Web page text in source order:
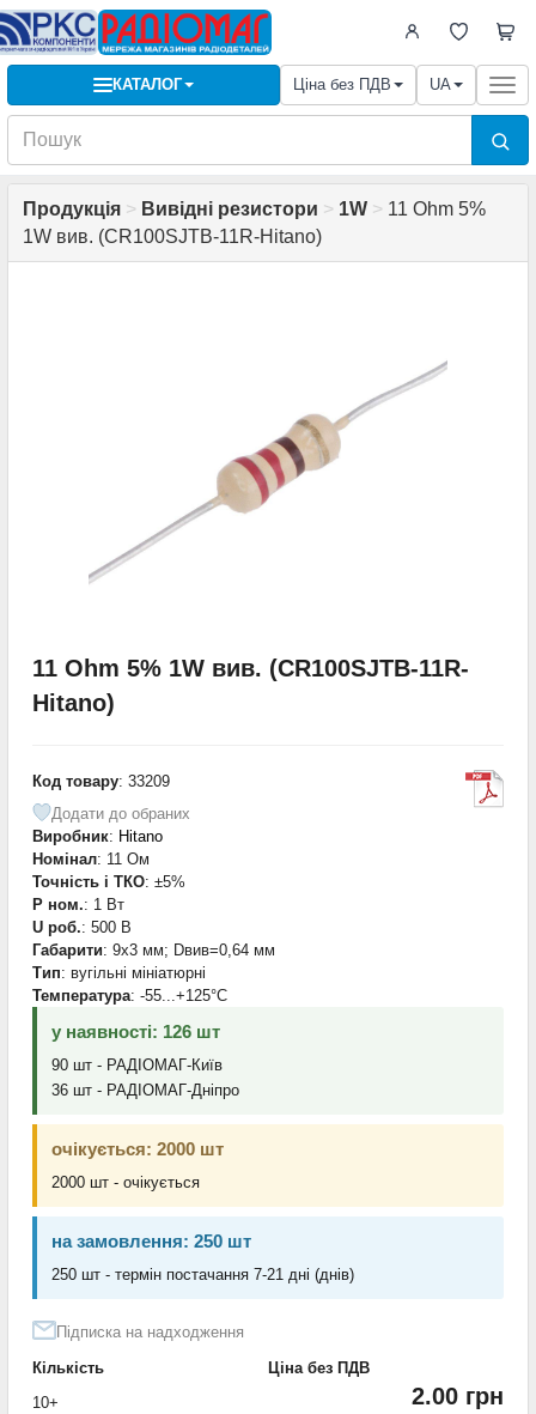
КАТАЛОГ Ціна без ПДВ UA
Продукція > Вивідні резистори > 1W > 11 Ohm 5%
1W вив. (CR100SJTB-11R-Hitano)
11 Ohm 5% 1W вив. (CR100SJTB-11R-
Hitano)
Код товару: 33209
Додати до обраних
Виробник: Hitano
Номінал: 11 Ом
Точність і ТКО: ±5%
P ном.: 1 Вт
U роб.: 500 В
Габарити: 9х3 мм; Dвив=0,64 мм
Тип: вугільні мініатюрні
Температура: -55...+125°С
у наявності: 126 шт
90 шт - РАДІОМАГ-Київ
36 шт - РАДІОМАГ-Дніпро
очікується: 2000 шт
2000 шт - очікується
на замовлення: 250 шт
250 шт - термін постачання 7-21 дні (днів)
Підписка на надходження
Кількість
Ціна без ПДВ
10+
2.00 грн